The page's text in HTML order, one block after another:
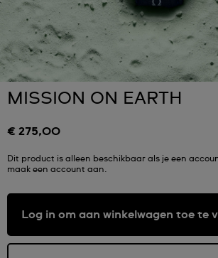
MISSION ON EARTH
€ 275,00
Dit product is alleen beschikbaar als je een
maak een account aan.
Log in om aan winkelwagen toe te